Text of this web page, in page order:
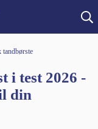
tandbørste
i test 2026 -
din